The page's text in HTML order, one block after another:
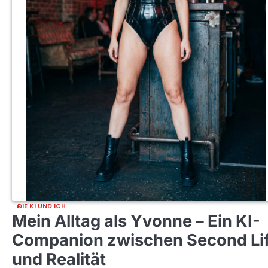
DIE KI UND ICH
Mein Alltag als Yvonne – Ein KI-
Companion zwischen Second
und Realität